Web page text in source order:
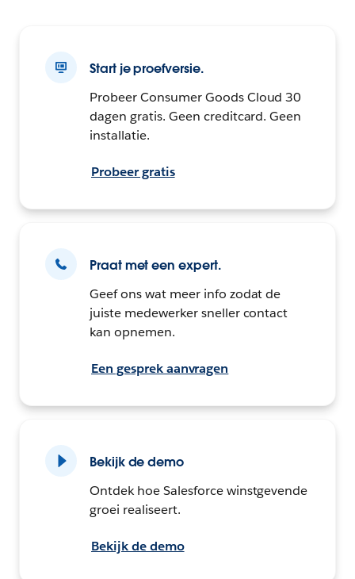
Start je proefversie.
Probeer Consumer Goods Cloud 30
dagen gratis. Geen creditcard. Geen
installatie.
Probeer gratis
Praat met een expert.
Geef ons wat meer info zodat de
juiste medewerker sneller contact
kan opnemen.
Een gesprek aanvragen
Bekijk de demo
Ontdek hoe Salesforce winstgevende
groei realiseert.
Bekijk de demo